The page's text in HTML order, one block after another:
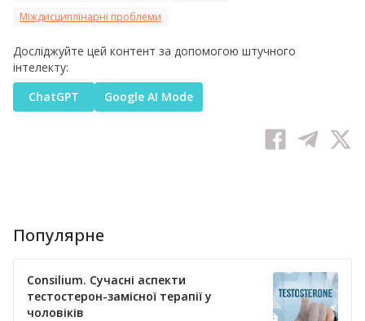
Міждисциплінарні проблеми
Досліджуйте цей контент за допомогою штучного
інтелекту:
ChatGPT
Google AI Mode
Популярне
Consilium. Сучасні аспекти
тестостерон-замісної терапії у
чоловіків